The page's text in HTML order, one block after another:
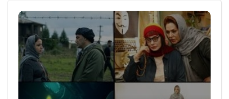
ی
س
ا
ی
ر
ا